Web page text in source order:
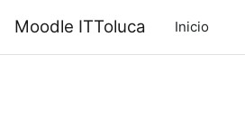
Moodle ITToluca Inicio